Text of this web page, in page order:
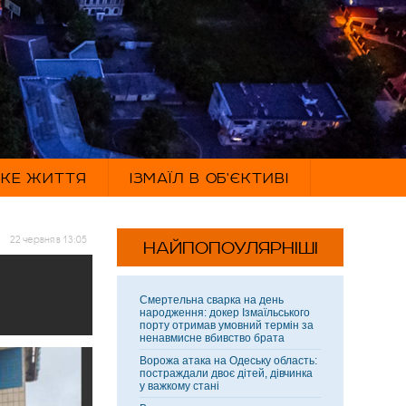
ЖИТТЯ ІЗМАЇЛ В ОБ'ЄКТИВІ
22 червня в 13:05 НАЙПОПОУЛЯРНІШІ
Смертельна сварка на день
народження: докер Ізмаїльського
порту отримав умовний термін за
ненавмисне вбивство брата
Ворожа атака на Одеську область:
постраждали двоє дітей, дівчинка
у важкому стані